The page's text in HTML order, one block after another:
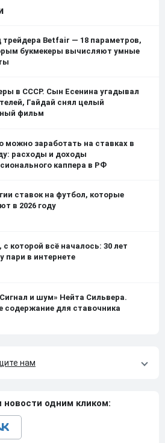
трейдера Betfair — 18 параметров,
букмекеры вычисляют умные
в СССР. Сын Есенина угадывал
Гайдай снял целый
фильм
можно заработать на ставках в
расходы и доходы
каппера в РФ
ставок на футбол, которые
в 2026 году
с которой всё началось: 30 лет
пари в интернете
и шум» Нейта Сильвера.
содержание для ставочника
нам
одним кликом: